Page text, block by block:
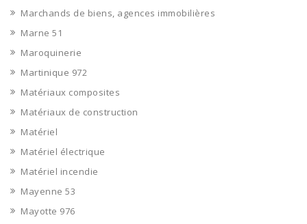
Marchands de biens, agences immobilières
Marne 51
Maroquinerie
Martinique 972
Matériaux composites
Matériaux de construction
Matériel
Matériel électrique
Matériel incendie
Mayenne 53
Mayotte 976